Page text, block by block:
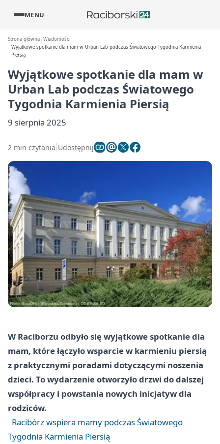
MENU
Strona główna Wiadomości
Wyjątkowe spotkanie dla mam w Urban Lab podczas Światowego Tygodnia Karmienia
Piersią
Wyjątkowe spotkanie dla mam w
Urban Lab podczas Światowego
Tygodnia Karmienia Piersią
9 sierpnia 2025
2 min czytania Udostępnij
W Raciborzu odbyło się wyjątkowe spotkanie dla
mam, które łączyło wsparcie w karmieniu piersią
z praktycznymi poradami dotyczącymi noszenia
dzieci. To wydarzenie otworzyło drzwi do dalszej
współpracy i powstania nowych inicjatyw dla
rodziców.
Racibórz wspiera mamy podczas Światowego
Tygodnia Karmienia Piersią